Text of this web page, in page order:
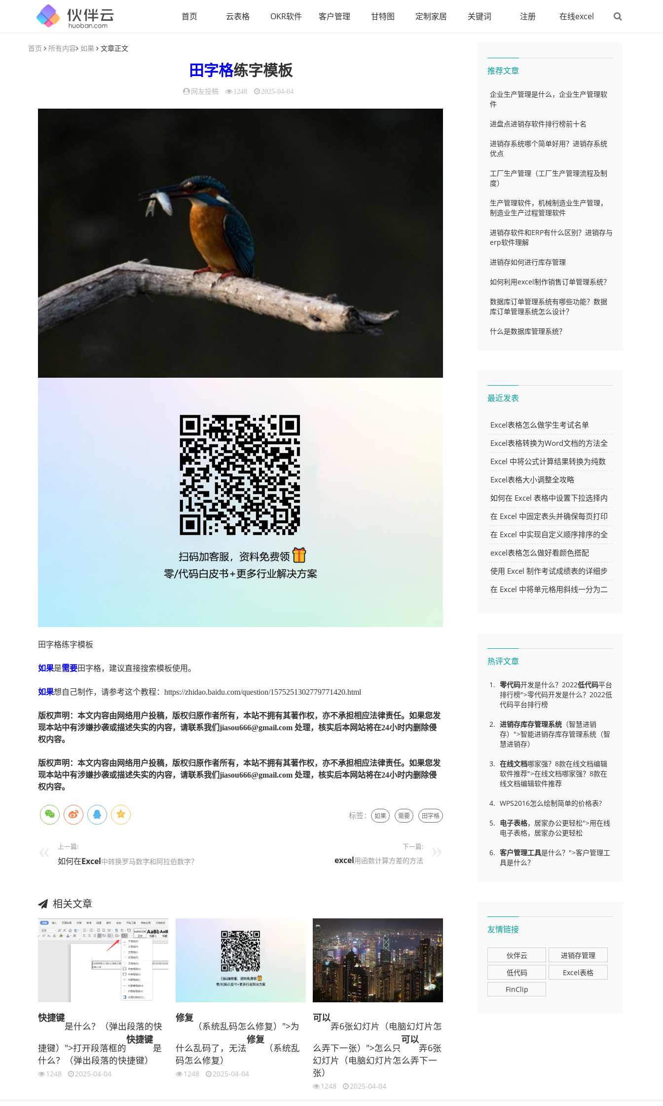
首页 云表格 OKR软件 客户管理 甘特图 定制家居 关键词 注册 在线excel
首页 所有内容 如果 文章正文
田字格练字模板
网友投稿 1248 2025-04-04
田字格练字模板
如果是需要田字格，建议直接搜索模板使用。
如果想自己制作，请参考这个教程：https://zhidao.baidu.com/question/1575251302779771420.html
版权声明：本文内容由网络用户投稿，版权归原作者所有，本站不拥有其著作权，亦不承担相应法律责任。如果您发
现本站中有涉嫌抄袭或描述失实的内容，请联系我们jiasou666@gmail.com 处理，核实后本网站将在24小时内删除侵
权内容。
版权声明：本文内容由网络用户投稿，版权归原作者所有，本站不拥有其著作权，亦不承担相应法律责任。如果您发
现本站中有涉嫌抄袭或描述失实的内容，请联系我们jiasou666@gmail.com 处理，核实后本网站将在24小时内删除侵
权内容。
标签： 如果 需要 田字格
上一篇:
如何在Excel中转​​换罗马数字和阿拉伯数字？
下一篇:
excel用函数计算方差的方法
相关文章
快捷键
是什么？（弹出段落的快
捷键）">打开段落框的
快捷键
是
什么？（弹出段落的快捷键）
1248 2025-04-04
修复
（系统乱码怎么修复）">为
什么乱码了，无法
修复
（系统乱
码怎么修复）
1248 2025-04-04
可以
弄6张幻灯片（电脑幻灯片怎
么弄下一张）">怎么只
可以
弄6张
幻灯片（电脑幻灯片怎么弄下一
张）
1248 2025-04-04
推荐文章
企业生产管理是什么，企业生产管理软
件
进盘点进销存软件排行榜前十名
进销存系统哪个简单好用？进销存系统
优点
工厂生产管理（工厂生产管理流程及制
度）
生产管理软件，机械制造业生产管理，
制造业生产过程管理软件
进销存软件和ERP有什么区别？进销存与
erp软件理解
进销存如何进行库存管理
如何利用excel制作销售订单管理系统？
数据库订单管理系统有哪些功能？数据
库订单管理系统怎么设计？
什么是数据库管理系统？
最近发表
Excel表格怎么做学生考试名单
Excel表格转换为Word文档的方法全
解析
Excel 中将公式计算结果转换为纯数
字的多种方法
Excel表格大小调整全攻略
如何在 Excel 表格中设置下拉选择内
容
在 Excel 中固定表头并确保每页打印
时都显示表头的方法详解
在 Excel 中实现自定义顺序排序的全
面指南
excel表格怎么做好看颜色搭配
使用 Excel 制作考试成绩表的详细步
骤及技巧
在 Excel 中将单元格用斜线一分为二
热评文章
零代码开发是什么？2022低代码平台
排行榜">零代码开发是什么？2022低
代码平台排行榜
进销存库存管理系统 （智慧进销
存）">智能进销存库存管理系统（智
慧进销存）
在线文档哪家强？8款在线文档编辑
软件推荐">在线文档哪家强？8款在
线文档编辑软件推荐
WPS2016怎么绘制简单的价格表?
电子表格，居家办公更轻松">用在线
电子表格，居家办公更轻松
客户管理工具是什么？">客户管理工
具是什么？
友情链接
伙伴云
进销存管理
低代码
Excel表格
FinClip